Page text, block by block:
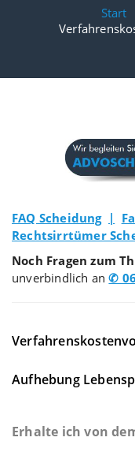
Start
FAQ Scheidung |
Rechtsirrtümer
Noch Fragen zum
unverbindlich an✆
Aufhebung
Erhalte ich von